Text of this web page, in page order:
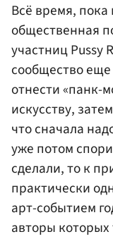
Всё время, пока
общественная
участниц Pussy
сообщество
отнести «панк-
искусству,
что сначала
уже потом
сделали, то к
практически
арт-событием
авторы которых